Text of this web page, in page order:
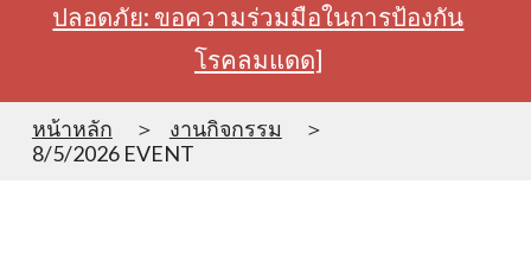
ปลอดภัย: ขอความร่วมมือในการป้องกัน
โรคลมแดด]
หน้าหลัก
งานกิจกรรม
8/5/2026 EVENT